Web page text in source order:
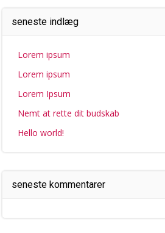
seneste indlæg
Lorem ipsum
Lorem ipsum
Lorem Ipsum
Nemt at rette dit budskab
Hello world!
seneste kommentarer